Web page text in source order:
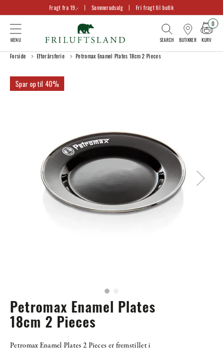
Fragt fra 19,- Sommerudsalg Fri fragt til butik
BUTIKKER KURV
0
Forside Efterårsferie Petromax Enamel Plates 18cm 2 Pieces
40%
Petromax Enamel Plates
18cm 2 Pieces
Petromax Enamel Plates 2 Pieces er fremstillet i